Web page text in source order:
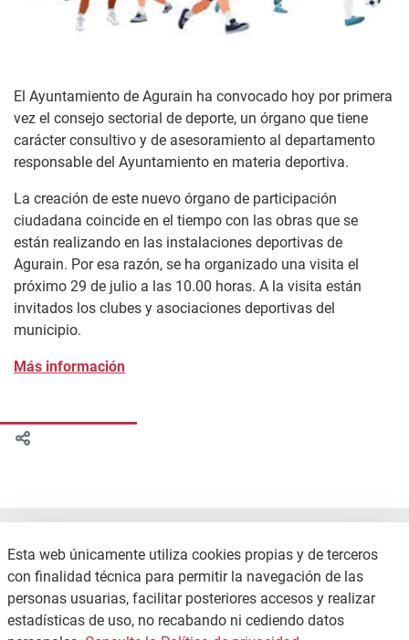
El Ayuntamiento de Agurain ha convocado hoy por primera
vez el consejo sectorial de deporte, un órgano que tiene
carácter consultivo y de asesoramiento al departamento
responsable del Ayuntamiento en materia deportiva.
La creación de este nuevo órgano de participación
ciudadana coincide en el tiempo con las obras que se
están realizando en las instalaciones deportivas de
Agurain. Por esa razón, se ha organizado una visita el
próximo 29 de julio a las 10.00 horas. A la visita están
invitados los clubes y asociaciones deportivas del
municipio.
Más información
CONTACTO POLÍTICA DE PRIVACIDAD
Esta web únicamente utiliza cookies propias y de terceros
con finalidad técnica para permitir la navegación de las
personas usuarias, facilitar posteriores accesos y realizar
estadísticas de uso, no recabando ni cediendo datos